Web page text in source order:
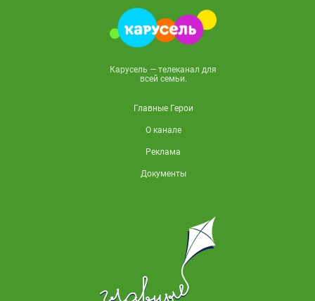
Карусель — телеканал для
всей семьи.
Главные Герои
О канале
Реклама
Документы